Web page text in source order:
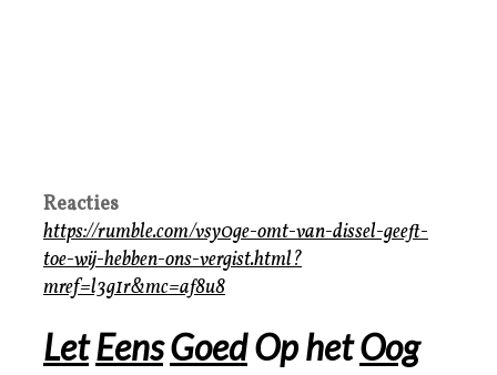
Reacties
https://rumble.com/vsy0ge-omt-van-dissel-geeft-
toe-wij-hebben-ons-vergist.html?
mref=l3g1r&mc=af8u8
LetEensGoedOp hetOog